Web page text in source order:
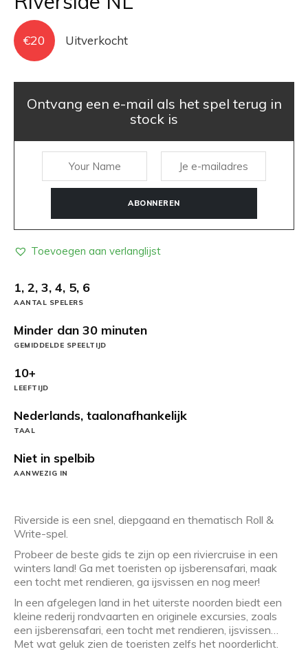
€20 Uitverkocht
Ontvang een e-mail als het spel terug in
stock is
ABONNEREN
Toevoegen aan verlanglijst
1, 2, 3, 4, 5, 6
AANTAL SPELERS
Minder dan 30 minuten
GEMIDDELDE SPEELTIJD
10+
LEEFTIJD
Nederlands, taalonafhankelijk
TAAL
Niet in spelbib
AANWEZIG IN
Riverside is een snel, diepgaand en thematisch Roll &
Write-spel.
Probeer de beste gids te zijn op een riviercruise in een
winters land! Ga met toeristen op ijsberensafari, maak
een tocht met rendieren, ga ijsvissen en nog meer!
In een afgelegen land in het uiterste noorden biedt een
kleine rederij rondvaarten en originele excursies, zoals
een ijsberensafari, een tocht met rendieren, ijsvissen…
Met wat geluk zien de toeristen zelfs het noorderlicht.